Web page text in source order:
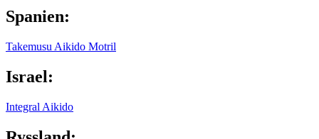
Spanien:
Takemusu Aikido Motril
Israel:
Integral Aikido